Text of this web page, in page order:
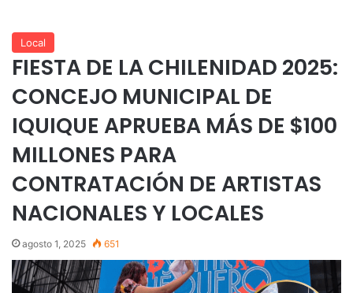
Local
FIESTA DE LA CHILENIDAD 2025:
CONCEJO MUNICIPAL DE
IQUIQUE APRUEBA MÁS DE $100
MILLONES PARA
CONTRATACIÓN DE ARTISTAS
NACIONALES Y LOCALES
agosto 1, 2025 651